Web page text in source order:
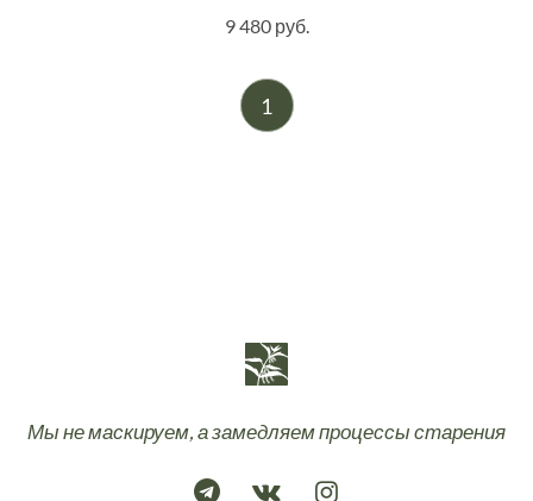
9 480 руб.
1
Мы не маскируем, а замедляем процессы старения